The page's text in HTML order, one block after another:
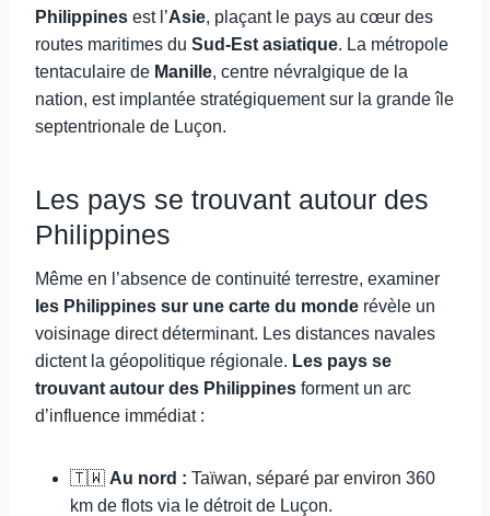
Philippines est l’Asie, plaçant le pays au cœur des
routes maritimes du Sud-Est asiatique. La métropole
tentaculaire de Manille, centre névralgique de la
nation, est implantée stratégiquement sur la grande île
septentrionale de Luçon.
Les pays se trouvant autour des
Philippines
Même en l’absence de continuité terrestre, examiner
les Philippines sur une carte du monde révèle un
voisinage direct déterminant. Les distances navales
dictent la géopolitique régionale. Les pays se
trouvant autour des Philippines forment un arc
d’influence immédiat :
🇹🇼 Au nord : Taïwan, séparé par environ 360
km de flots via le détroit de Luçon.